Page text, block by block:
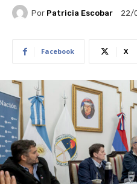
Por Patricia Escobar 22/
Facebook X